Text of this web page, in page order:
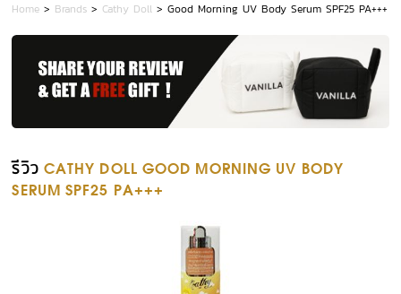
Home > Brands > Cathy Doll >Good Morning UV Body Serum SPF25 PA+++
รีวิว CATHY DOLL GOOD MORNING UV BODY
SERUM SPF25 PA+++